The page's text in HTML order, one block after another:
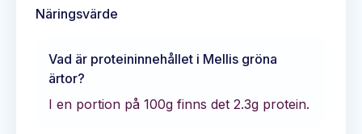
Näringsvärde
Vad är proteininnehållet i Mellis gröna
ärtor?
I en portion på 100g finns det 2.3g protein.